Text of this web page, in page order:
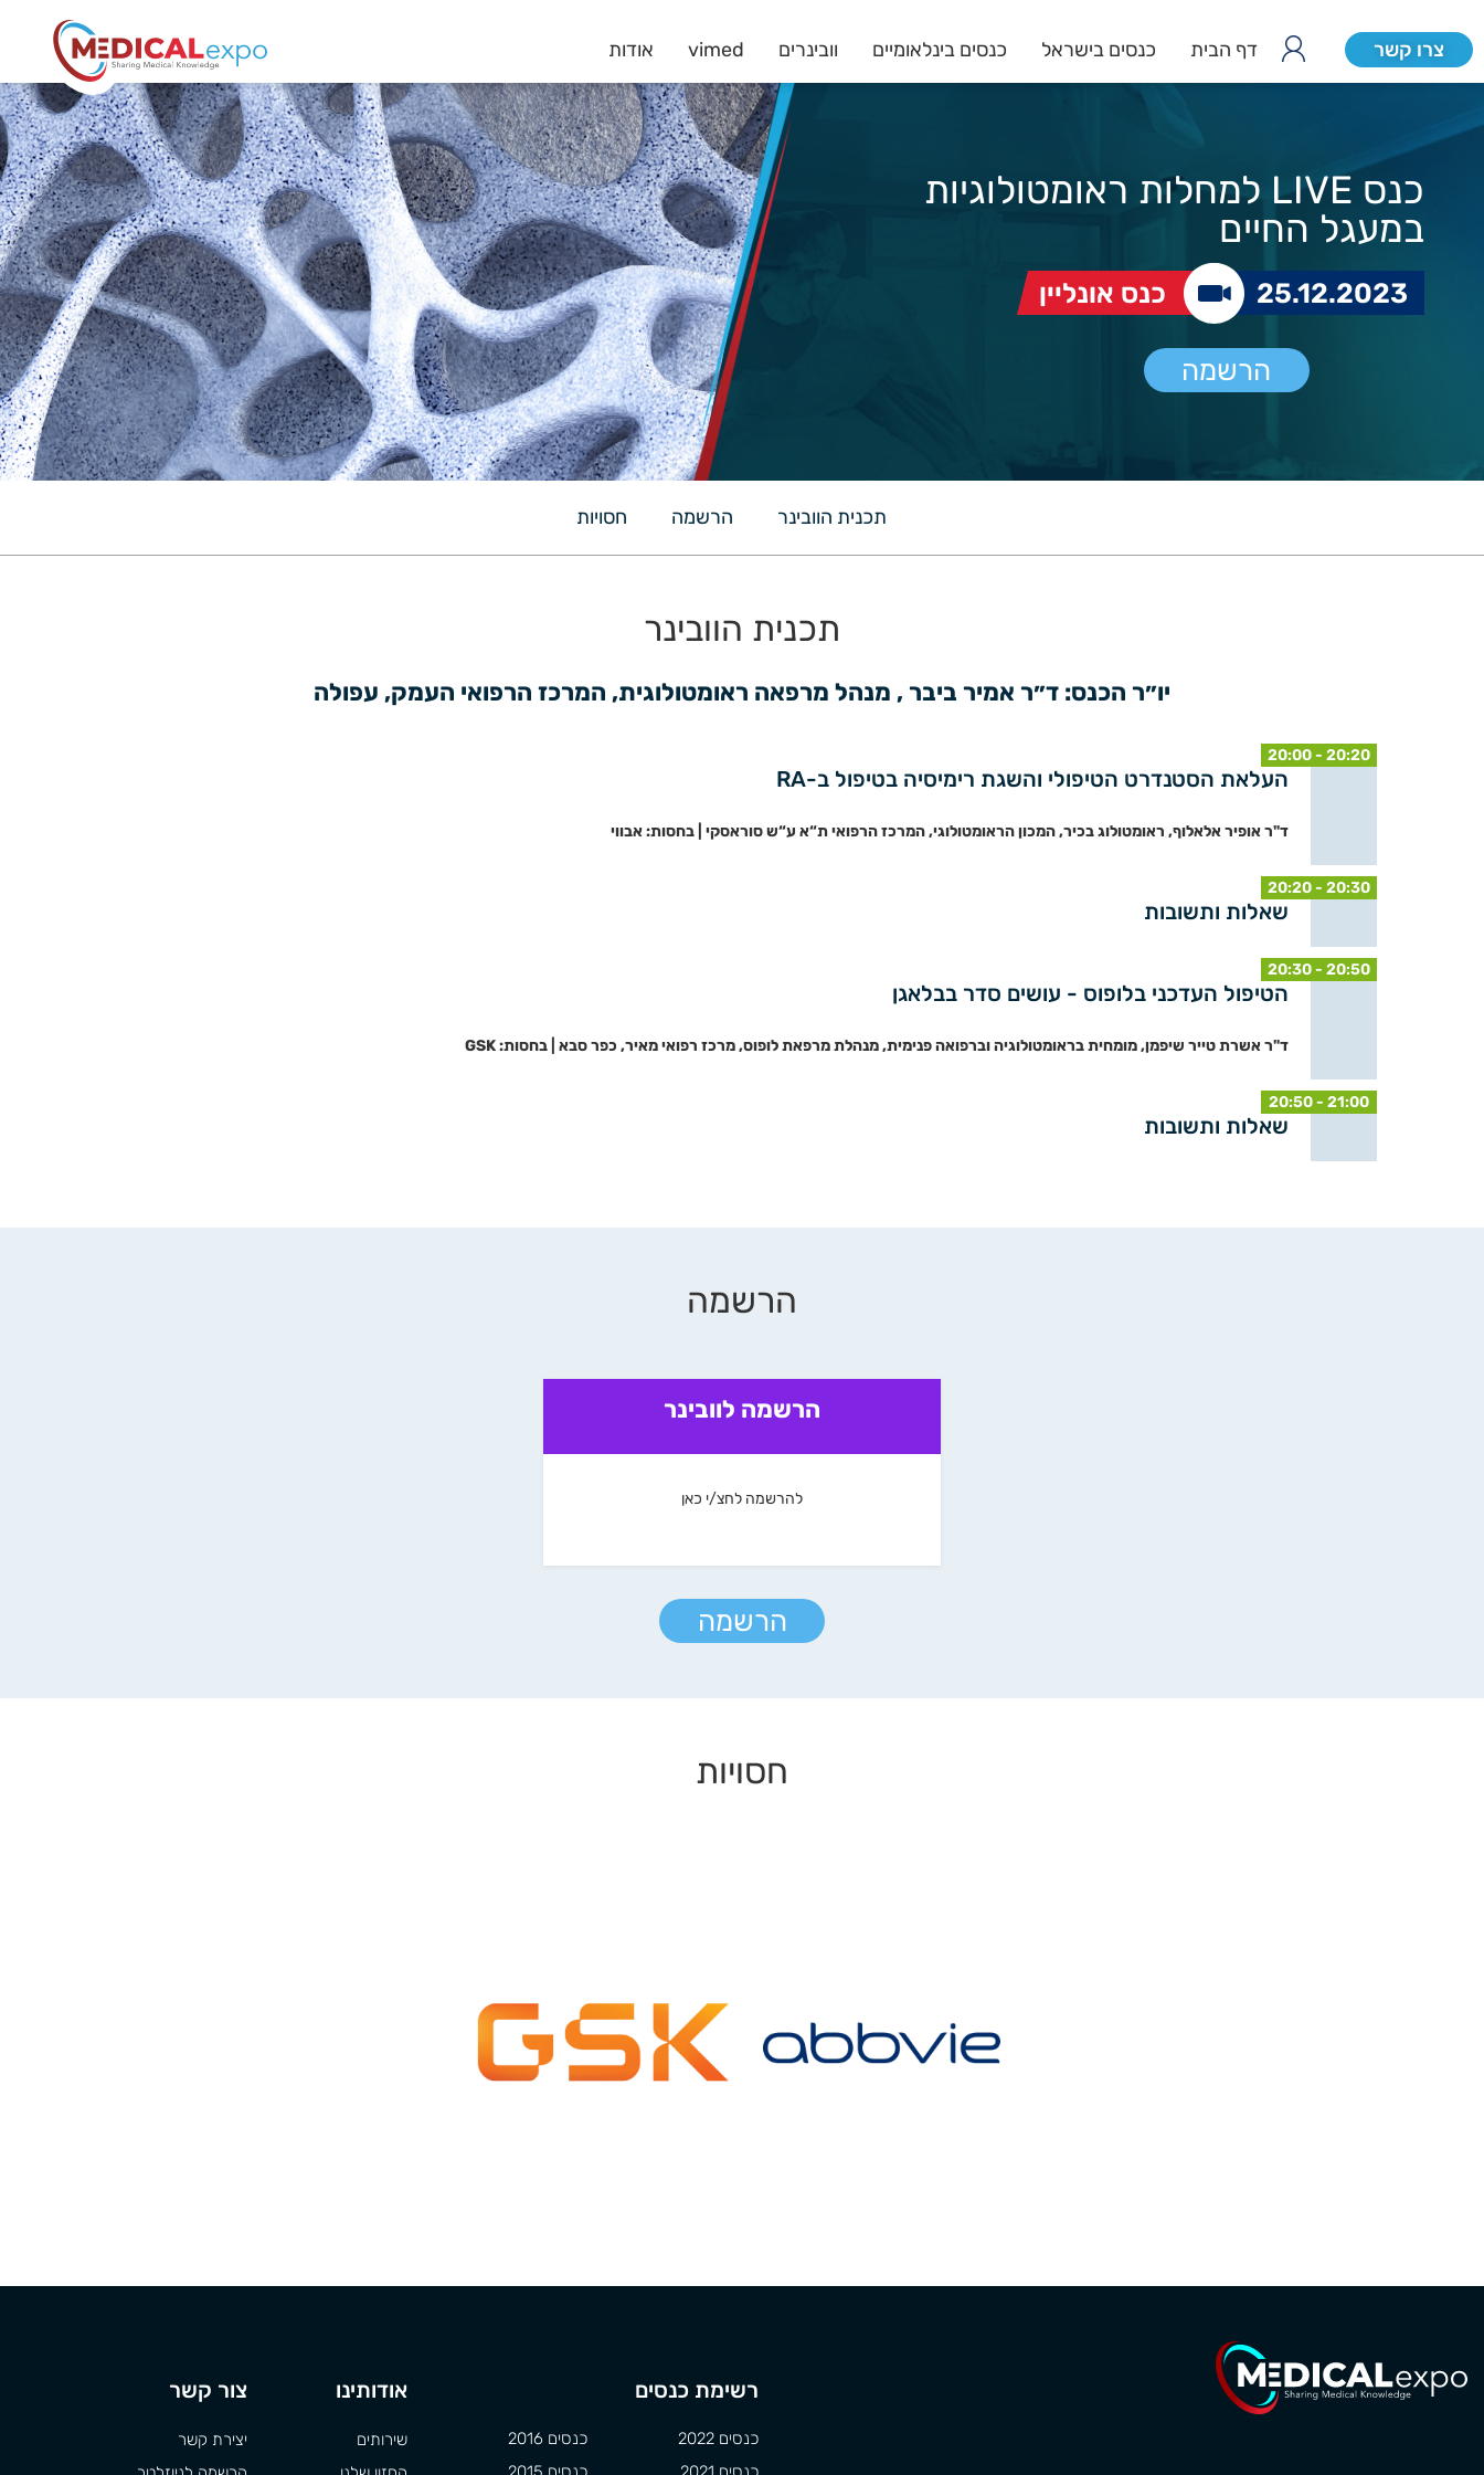
צרו קשר דף הבית כנסים בישראל כנסים בינלאומיים וובינרים vimed אודות
כנס LIVE למחלות ראומטולוגיות
במעגל החיים
25.12.2023 כנס אונליין
הרשמה
תכנית הוובינר הרשמה חסויות
תכנית הוובינר
יו״ר הכנס: ד״ר אמיר ביבר , מנהל מרפאה ראומטולוגית, המרכז הרפואי העמק, עפולה
20:00 - 20:20
העלאת הסטנדרט הטיפולי והשגת רימיסיה בטיפול ב-RA
ד"ר אופיר אלאלוף, ראומטולוג בכיר, המכון הראומטולוגי, המרכז הרפואי ת“א ע“ש סוראסקי | בחסות: אבווי
20:20 - 20:30
שאלות ותשובות
20:30 - 20:50
הטיפול העדכני בלופוס - עושים סדר בבלאגן
ד"ר אשרת טייר שיפמן, מומחית בראומטולוגיה וברפואה פנימית, מנהלת מרפאת לופוס, מרכז רפואי מאיר, כפר סבא | בחסות: GSK
20:50 - 21:00
שאלות ותשובות
הרשמה
הרשמה לוובינר
להרשמה לחצ/י כאן
הרשמה
חסויות
רשימת כנסים
כנסים 2022
כנסים 2016
אודותינו
שירותים
צור קשר
יצירת קשר